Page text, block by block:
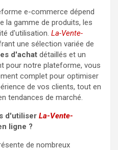
e-commerce dépend
la gamme de produits, les
d'utilisation. La-Vente-
une sélection variée de
d'achat détaillés et un
pour notre plateforme, vous
complet pour optimiser
de vos clients, tout en
tendances de marché.
d'utiliser La-Vente-
ligne ?
de nombreux